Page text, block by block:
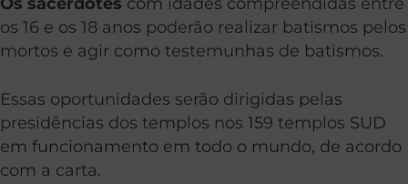
os 16 e os 18 anos poderão realizar batismos pelos
mortos e agir como testemunhas de batismos.
Essas oportunidades serão dirigidas pelas
presidências dos templos nos 159 templos SUD
em funcionamento em todo o mundo, de acordo
com a carta.